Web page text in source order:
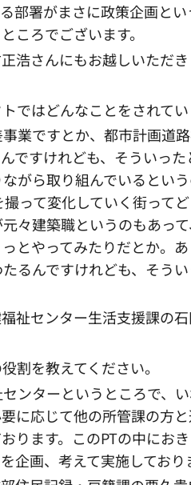
部署がまさに政策企画と
ころでございます。
浩さんにもお越しいただ
ではどんなことをされて
業ですとか、都市計画道
ですけれども、そういっ
がら取り組んでいるとい
って変化していく街って
々建築職というのもあっ
とやってみたりだとか。
るんですけれども、そう
祉センター生活支援課の
割を教えてください。
ンターというところで、
に応じて他の所管課の方
ります。このPTの中にお
企画、考えて実施しており